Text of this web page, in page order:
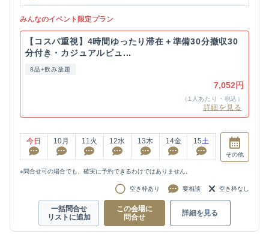
みんなのイベント限定プラン
【コスパ重視】4時間ゆったり滞在＋準備30分撤収30
分付き・カジュアルビュ...
8品+飲み放題
7,052円
（1人あたり・税込）
詳細を見る
今日 10月 11火 12水 13木 14金 15土
その他
※問合せ可の場合でも、確実に予約できるわけではありません。
空き枠あり 要相談 空き枠なし
一括問合せ
リストに追加
この会場に
問合せ
詳細を見る